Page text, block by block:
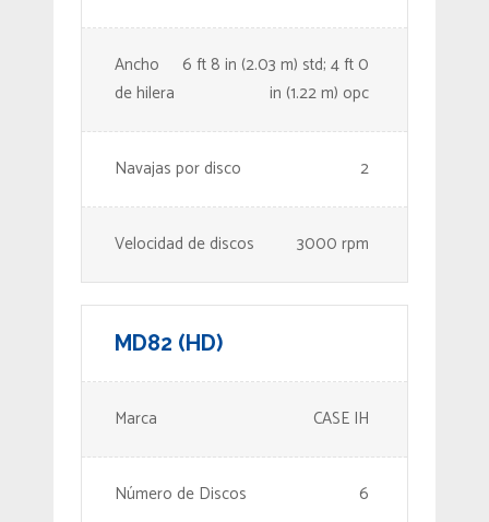
Ancho
de hilera
6 ft 8 in (2.03 m) std; 4 ft 0
in (1.22 m) opc
Navajas por disco 2
Velocidad de discos 3000 rpm
MD82 (HD)
Marca CASE IH
Número de Discos 6